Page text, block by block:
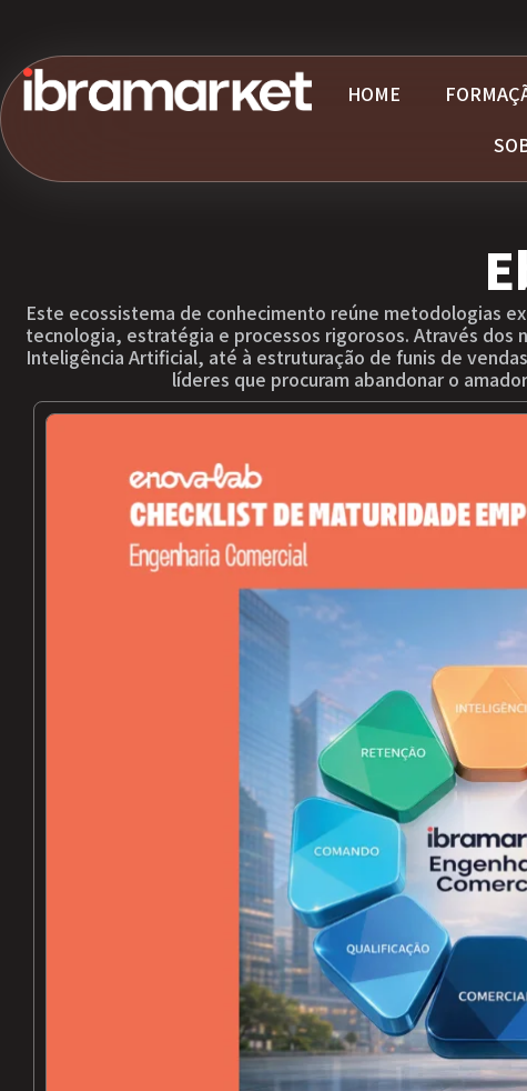
HOME
Este ecossistema de conhecimento reúne metodologias
tecnologia, estratégia e processos rigorosos. Através dos
Inteligência Artificial, até à estruturação de funis de
líderes que procuram abandonar o